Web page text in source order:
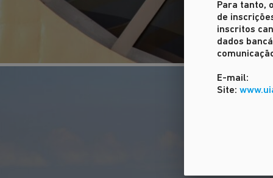
Para tanto,
de
inscritos
dados
E-mail:
Site: